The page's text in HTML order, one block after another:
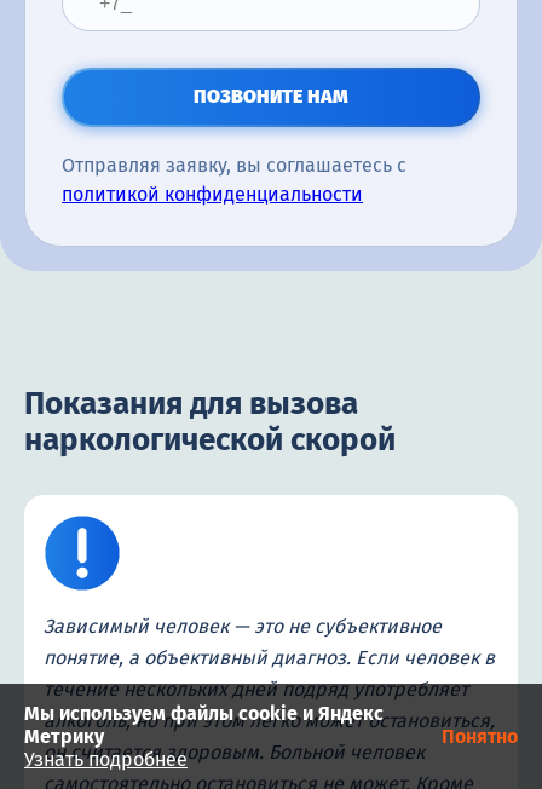
ПОЗВОНИТЕ НАМ
Отправляя заявку, вы соглашаетесь с
политикой конфиденциальности
Показания для вызова
наркологической скорой
Зависимый человек — это не субъективное
понятие, а объективный диагноз. Если человек в
течение нескольких дней подряд употребляет
алкоголь, но при этом легко может остановиться,
он считается здоровым. Больной человек
самостоятельно остановиться не может. Кроме
Мы используем файлы cookie и Яндекс
Метрику
Узнать подробнее
Понятно